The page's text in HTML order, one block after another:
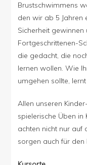
Brustschwimmens
den wir ab 5 Jahren
Sicherheit
Fortgeschrittenen-
die gedacht, die
lernen wollen. Wie
umgehen sollte,
Allen unseren
spielerische Üben in
achten nicht nur auf
sorgen auch für